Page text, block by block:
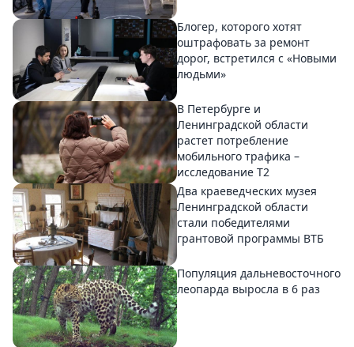
Блогер, которого хотят
оштрафовать за ремонт
дорог, встретился с «Новыми
людьми»
В Петербурге и
Ленинградской области
растет потребление
мобильного трафика –
исследование T2
Два краеведческих музея
Ленинградской области
стали победителями
грантовой программы ВТБ
Популяция дальневосточного
леопарда выросла в 6 раз